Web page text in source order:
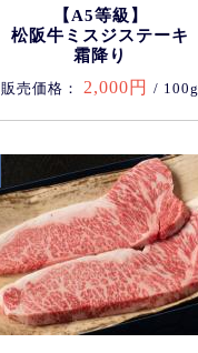
【A5等級】
松阪牛ミスジステーキ
霜降り
販売価格： 2,000円 / 100g